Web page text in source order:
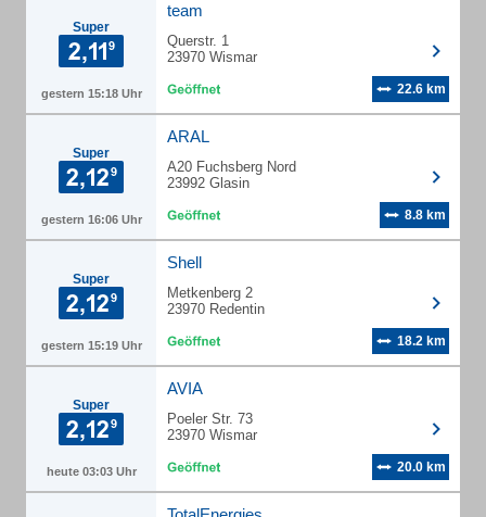
Super
gestern 15:18 Uhr
team
Querstr. 1
23970 Wismar
22.6 km
Super
gestern 16:06 Uhr
ARAL
A20 Fuchsberg Nord
23992 Glasin
8.8 km
Super
gestern 15:19 Uhr
Shell
Metkenberg 2
23970 Redentin
18.2 km
Super
heute 03:03 Uhr
AVIA
Poeler Str. 73
23970 Wismar
20.0 km